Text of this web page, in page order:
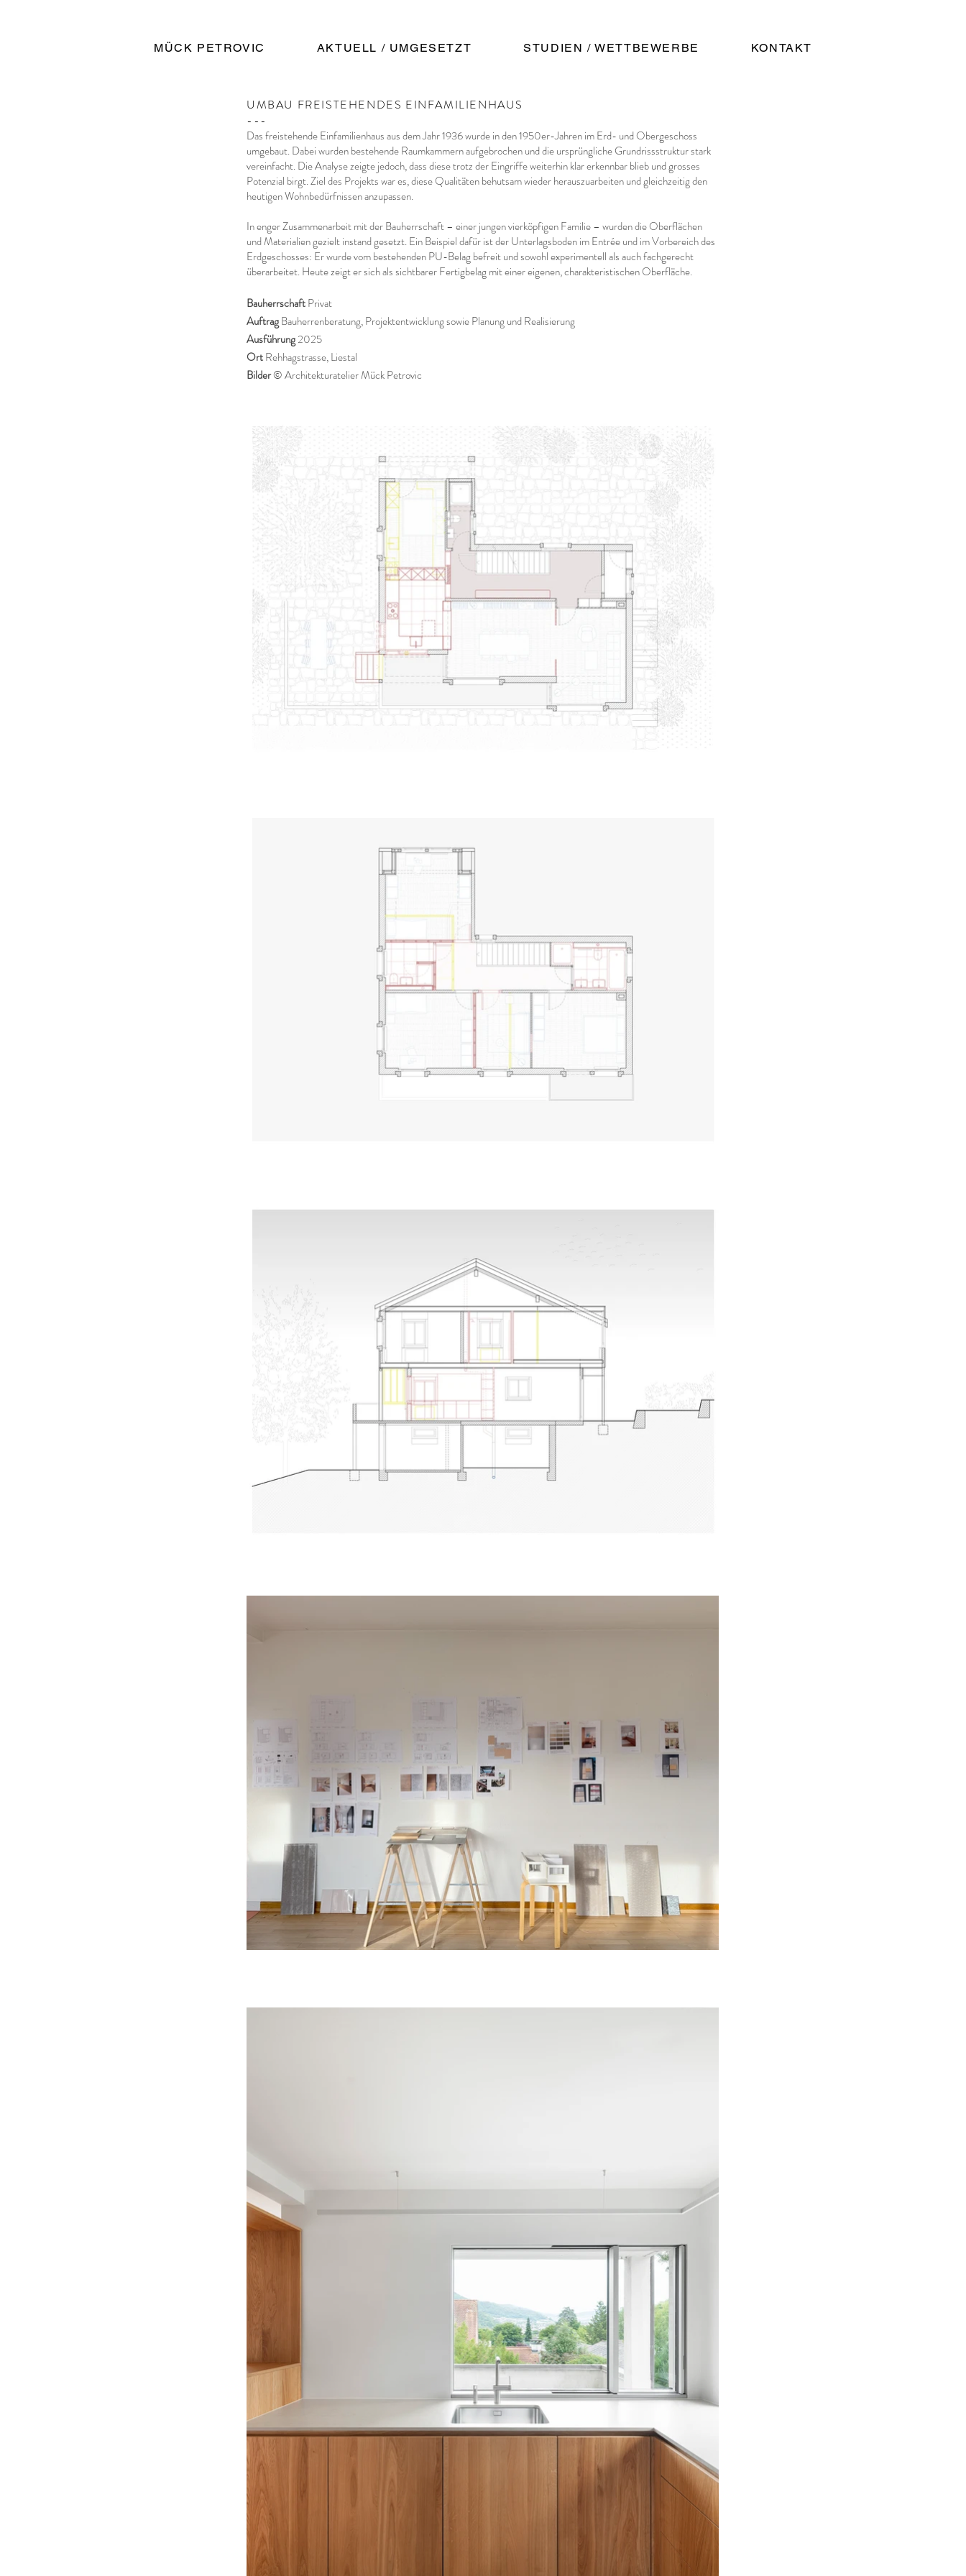
MÜCK PETROVIC AKTUELL / UMGESETZT STUDIEN / WETTBEWERBE KONTAKT
UMBAU FREISTEHENDES EINFAMILIENHAUS
---
Das freistehende Einfamilienhaus aus dem Jahr 1936 wurde in den 1950er-Jahren im Erd- und Obergeschoss
umgebaut. Dabei wurden bestehende Raumkammern aufgebrochen und die ursprüngliche Grundrissstruktur stark
vereinfacht. Die Analyse zeigte jedoch, dass diese trotz der Eingriffe weiterhin klar erkennbar blieb und grosses
Potenzial birgt. Ziel des Projekts war es, diese Qualitäten behutsam wieder herauszuarbeiten und gleichzeitig den
heutigen Wohnbedürfnissen anzupassen.
In enger Zusammenarbeit mit der Bauherrschaft – einer jungen vierköpfigen Familie – wurden die Oberflächen
und Materialien gezielt instand gesetzt. Ein Beispiel dafür ist der Unterlagsboden im Entrée und im Vorbereich des
Erdgeschosses: Er wurde vom bestehenden PU-Belag befreit und sowohl experimentell als auch fachgerecht
überarbeitet. Heute zeigt er sich als sichtbarer Fertigbelag mit einer eigenen, charakteristischen Oberfläche.
BauherrschaftPrivat
AuftragBauherrenberatung, Projektentwicklung sowie Planung und Realisierung
Ausführung2025
OrtRehhagstrasse, Liestal
Bilder© ArchitekturatelierMück Petrovic